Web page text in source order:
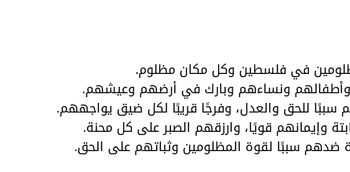
في فلسطين وكل مكان مظلوم.
ونساءهم وبارك في أرضهم وعيشهم.
سببًا للحق والعدل، وفرجًا قريبًا لكل ضيق يواجههم.
وإيمانهم قويًا، وارزقهم الصبر على كل محنة.
ضدهم سببًا لقوة المظلومين وثباتهم على الحق.